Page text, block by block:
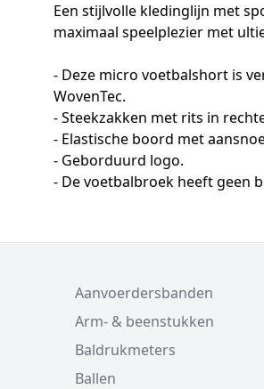
Een stijlvolle kledinglijn met
maximaal speelplezier met
- Deze micro voetbalshort is
WovenTec.
- Steekzakken met rits in
- Elastische boord met
- Geborduurd logo.
- De voetbalbroek heeft geen
Aanvoerdersbanden
Arm- & beenstukken
Baldrukmeters
Ballen